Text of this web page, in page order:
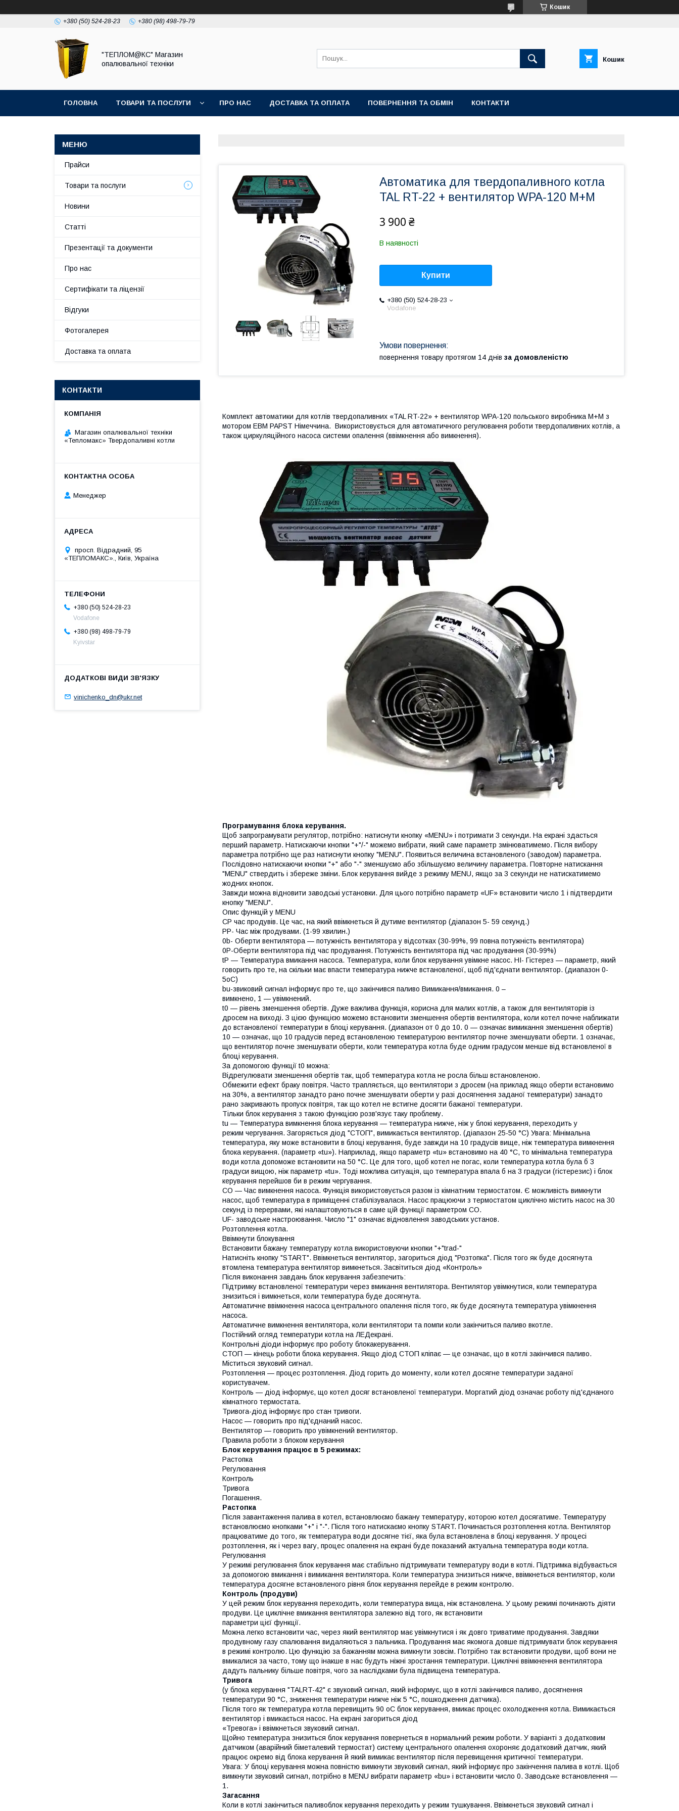
Кошик
+380 (50) 524-28-23 +380 (98) 498-79-79
"ТЕПЛОМ@КС" Магазин
опалювальної техніки
Кошик
ГОЛОВНА ТОВАРИ ТА ПОСЛУГИ ПРО НАС ДОСТАВКА ТА ОПЛАТА ПОВЕРНЕННЯ ТА ОБМІН КОНТАКТИ
Автоматика для твердопаливного котла
TAL RT-22 + вентилятор WPA-120 M+M
3 900 ₴
В наявності
Купити
+380 (50) 524-28-23
Vodafone
повернення товару протягом 14 днів за домовленістю
Комплект автоматики для котлів твердопаливних «TAL RT-22» + вентилятор WPA-120 польського виробника М+M з
мотором EBM PAPST Німеччина. Використовується для автоматичного регулювання роботи твердопаливних котлів, а
також циркуляційного насоса системи опалення (ввімкнення або вимкнення).
Програмування блока керування.
Щоб запрограмувати регулятор, потрібно: натиснути кнопку «MENU» і потримати 3 секунди. На екрані здасться
перший параметр. Натискаючи кнопки "+"/-" можемо вибрати, який саме параметр змінюватимемо. Після вибору
параметра потрібно ще раз натиснути кнопку "MENU". Появиться величина встановленого (заводом) параметра.
Послідовно натискаючи кнопки "+" або "-" зменшуємо або збільшуємо величину параметра. Повторне натискання
"MENU" ствердить і збереже зміни. Блок керування вийде з режиму MENU, якщо за 3 секунди не натискатимемо
жодних кнопок.
Завжди можна відновити заводські установки. Для цього потрібно параметр «UF» встановити число 1 і підтвердити
кнопку "MENU".
Опис функцій у MENU
CP час продувів. Це час, на який ввімкнеться й дутиме вентилятор (діапазон 5- 59 секунд.)
PP- Час між продувами. (1-99 хвилин.)
0b- Оберти вентилятора — потужність вентилятора у відсотках (30-99%, 99 повна потужність вентилятора)
0P-Оберти вентилятора під час продування. Потужність вентилятора під час продування (30-99%)
tP — Температура вмикання насоса. Температура, коли блок керування увімкне насос. HI- Гістерез — параметр, який
говорить про те, на скільки має впасти температура нижче встановленої, щоб під'єднати вентилятор. (диапазон 0-
5оC)
bu-звиковий сигнал інформує про те, що закінчився паливо Вимикання/вмикання. 0 –
вимкнено, 1 — увімкнений.
t0 — рівень зменшення обертів. Дуже важлива функція, корисна для малих котлів, а також для вентиляторів із
дросем на виході. З цією функцією можемо встановити зменшення обертів вентилятора, коли котел почне наближати
до встановленої температури в блоці керування. (диапазон от 0 до 10. 0 — означає вимикання зменшення обертів)
10 — означає, що 10 градусів перед встановленою температурою вентилятор почне зменшувати оберти. 1 означає,
що вентилятор почне зменшувати оберти, коли температура котла буде одним градусом менше від встановленої в
блоці керування.
За допомогою функції t0 можна:
Відрегулювати зменшення обертів так, щоб температура котла не росла більш встановленою.
Обмежити ефект браку повітря. Часто трапляється, що вентилятори з дросем (на приклад якщо оберти встановимо
на 30%, а вентилятор занадто рано почне зменшувати оберти у разі досягнення заданої температури) занадто
рано закривають пропуск повітря, так що котел не встигне досягти бажаної температури.
Тільки блок керування з такою функцією розв'язує таку проблему.
tu — Температура вимкнення блока керування — температура нижче, ніж у блокі керування, переходить у
режим чергування. Загоряється діод "СТОП", вимикається вентилятор. (діапазон 25-50 °C) Увага: Мінімальна
температура, яку може встановити в блоці керування, буде завжди на 10 градусів вище, ніж температура вимкнення
блока керування. (параметр «tu»). Наприклад, якщо параметр «tu» встановимо на 40 °C, то мінімальна температура
води котла допоможе встановити на 50 °C. Це для того, щоб котел не погас, коли температура котла була б 3
градуси вищою, ніж параметр «tu». Тоді можлива ситуація, що температура впала б на 3 градуси (гістерезис) і блок
керування перейшов би в режим чергування.
CO — Час вимкнення насоса. Функція використовується разом із кімнатним термостатом. Є можливість вимкнути
насос, щоб температура в приміщенні стабілізувалася. Насос працюючи з термостатом циклічно містить насос на 30
секунд із перервами, які налаштовуються в саме цій функції параметром CO.
UF- заводське настроювання. Число "1" означає відновлення заводських установ.
Розтоплення котла.
Ввімкнути блокування
Встановити бажану температуру котла використовуючи кнопки "+"trad-"
Натисніть кнопку "START". Ввімкнеться вентилятор, загориться діод "Розтопка". Після того як буде досягнута
втомлена температура вентилятор вимкнеться. Засвітиться діод «Контроль»
Після виконання завдань блок керування забезпечить:
Підтримку встановленої температури через вмикання вентилятора. Вентилятор увімкнутися, коли температура
знизиться і вимкнеться, коли температура буде досягнута.
Автоматичне ввімкнення насоса центрального опалення після того, як буде досягнута температура увімкнення
насоса.
Автоматичне вимкнення вентилятора, коли вентилятори та помпи коли закінчиться паливо вкотле.
Постійний огляд температури котла на ЛЕДекрані.
Контрольні діоди інформує про роботу блокакерування.
СТОП — кінець роботи блока керування. Якщо діод СТОП кліпає — це означає, що в котлі закінчився паливо.
Міститься звуковий сигнал.
Розтоплення — процес розтоплення. Діод горить до моменту, коли котел досягне температури заданої
користувачем.
Контроль — діод інформує, що котел досяг встановленої температури. Моргатий діод означає роботу під'єднаного
кімнатного термостата.
Тривога-діод інформує про стан тривоги.
Насос — говорить про під'єднаний насос.
Вентилятор — говорить про увімкнений вентилятор.
Правила роботи з блоком керування
Блок керування працює в 5 режимах:
Растопка
Регулювання
Контроль
Тривога
Погашення.
Растопка
Після завантаження палива в котел, встановлюємо бажану температуру, которою котел досягатиме. Температуру
встановлюємо кнопками "+" і "-". Після того натискаємо кнопку START. Починається розтоплення котла. Вентилятор
працюватиме до того, як температура води досягне тієї, яка була встановлена в блоці керування. У процесі
розтоплення, як і через вагу, процес опалення на екрані буде показаний актуальна температура води котла.
Регулювання
У режимі регулювання блок керування має стабільно підтримувати температуру води в котлі. Підтримка відбувається
за допомогою вмикання і вимикання вентилятора. Коли температура знизиться нижче, ввімкнеться вентилятор, коли
температура досягне встановленого рівня блок керування перейде в режим контролю.
Контроль (продуви)
У цей режим блок керування переходить, коли температура вища, ніж встановлена. У цьому режимі починають діяти
продуви. Це циклічне вмикання вентилятора залежно від того, як встановити
параметри цієї функції.
Можна легко встановити час, через який вентилятор має увімкнутися і як довго триватиме продування. Завдяки
продувному газу спалювання видаляються з пальника. Продування має якомога довше підтримувати блок керування
в режимі контролю. Цю функцію за бажанням можна вимкнути зовсім. Потрібно так встановити продуви, щоб вони не
вмикалися за часто, тому що інакше в нас будуть ніжні зростання температури. Циклічні ввімкнення вентилятора
дадуть пальнику більше повітря, чого за наслідками була підвищена температура.
Тривога
(у блока керування "TALRT-42" є звуковий сигнал, який інформує, що в котлі закінчився паливо, досягнення
температури 90 °C, зниження температури нижче ніж 5 °C, пошкодження датчика).
Після того як температура котла перевищить 90 oC блок керування, вмикає процес охолодження котла. Вимикається
вентилятор і вмикається насос. На екрані загориться діод
«Тревога» і ввімкнеться звуковий сигнал.
Щойно температура знизиться блок керування повернеться в нормальний режим роботи. У варіанті з додатковим
датчиком (аварійний біметалевий термостат) систему центрального опалення охороняє додатковий датчик, який
працює окремо від блока керування й який вимикає вентилятор після перевищення критичної температури.
Увага: У блоці керування можна повністю вимкнути звуковий сигнал, який інформує про закінчення палива в котлі. Щоб
вимкнути звуковий сигнал, потрібно в MENU вибрати параметр «bu» і встановити число 0. Заводське встановлення —
1.
Загасання
Коли в котлі закінчиться паливоблок керування переходить у режим тушкування. Ввімкнеться звуковий сигнал і
Прайси
Товари та послуги
Новини
Статті
Презентації та документи
Про нас
Сертифікати та ліцензії
Відгуки
Фотогалерея
Доставка та оплата
КОНТАКТИ
Магазин опалювальної техніки
«Тепломакс» Твердопаливні котли
Менеджер
просп. Відрадний, 95
«ТЕПЛОМАКС»., Київ, Україна
+380 (50) 524-28-23
Vodafone
+380 (98) 498-79-79
Kyivstar
vinichenko_dn@ukr.net